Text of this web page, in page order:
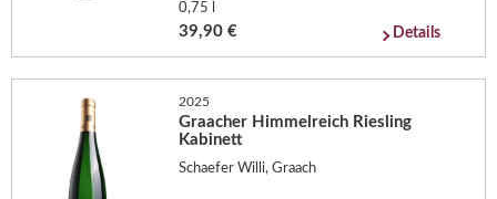
0,75 l
39,90 € Details
2025
Graacher Himmelreich Riesling
Kabinett
Schaefer Willi, Graach